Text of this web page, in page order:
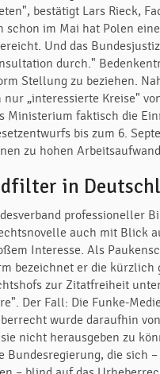
bestätigt Lars Rieck,
schon im Mai hat Polen
Und das
durch."
Stellung zu beziehen.
nur „interessierte Kreise"
Ministerium faktisch die
bis zum 6.
zu hohen
in
professioneller
auch mit Blick
Interesse. Als
bezeichnet er die kürzlich
zur Zitatfreiheit
Der Fall: Die Funke-
wurde daraufhin
nicht herausgeben zu
Bundesregierung, die sich